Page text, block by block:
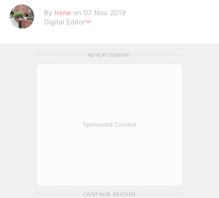
By Irene on 07 Nov 2019
Digital Editor
ADVERTISEMENT
Sponsored Content
CONTINUE READING